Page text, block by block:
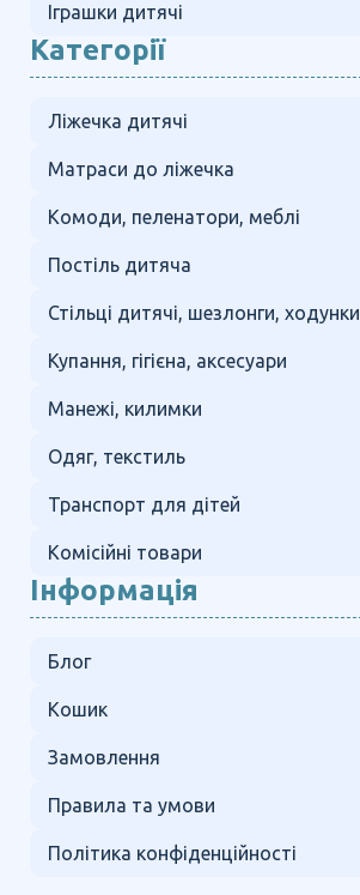
Іграшки дитячі
Категорії
Ліжечка дитячі
Матраси до ліжечка
Комоди, пеленатори, меблі
Постіль дитяча
Стільці дитячі, шезлонги, ходунки
Купання, гігієна, аксесуари
Манежі, килимки
Одяг, текстиль
Транспорт для дітей
Комісійні товари
Інформація
Блог
Кошик
Замовлення
Правила та умови
Політика конфіденційності